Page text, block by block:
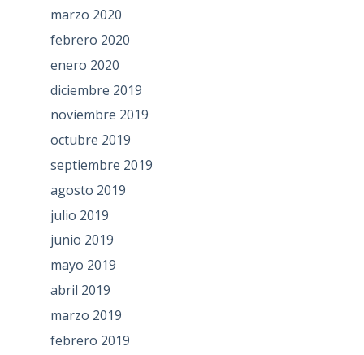
marzo 2020
febrero 2020
enero 2020
diciembre 2019
noviembre 2019
octubre 2019
septiembre 2019
agosto 2019
julio 2019
junio 2019
mayo 2019
abril 2019
marzo 2019
febrero 2019